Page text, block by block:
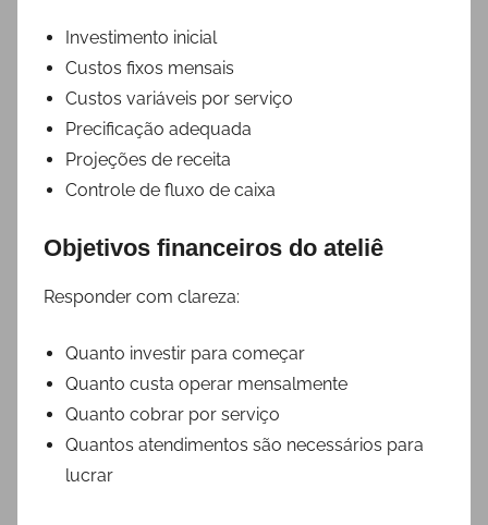
Investimento inicial
Custos fixos mensais
Custos variáveis por serviço
Precificação adequada
Projeções de receita
Controle de fluxo de caixa
Objetivos financeiros do ateliê
Responder com clareza:
Quanto investir para começar
Quanto custa operar mensalmente
Quanto cobrar por serviço
Quantos atendimentos são necessários para
lucrar